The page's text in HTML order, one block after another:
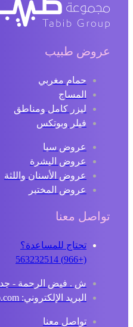
عروض طبيب
حمام مغربي
المساج
ليزر كامل ومناطق
فيلر وبوتكس
عروض سبا
عروض البشرة
عروض الأسنان واللثة
عروض المختبر
تواصل معنا
تحتاج للمساعدة؟
ش . فيض الرحمة - جدة -
البريد الإلكتروني: help@tabibgroupapp.com
تواصل معنا